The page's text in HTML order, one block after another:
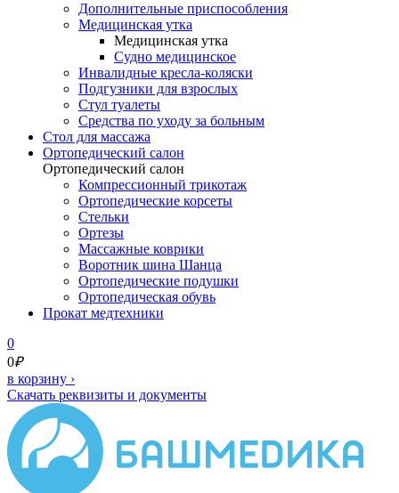
Дополнительные приспособления
Медицинская утка
Медицинская утка
Судно медицинское
Инвалидные кресла-коляски
Подгузники для взрослых
Стул туалеты
Средства по уходу за больным
Cтол для массажа
Ортопедический салон
Ортопедический салон
Компрессионный трикотаж
Ортопедические корсеты
Стельки
Ортезы
Массажные коврики
Воротник шина Шанца
Ортопедические подушки
Ортопедическая обувь
Прокат медтехники
0
0₽
в корзину ›
Скачать реквизиты и документы